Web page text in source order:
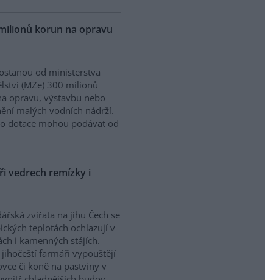
korun na opravu
od ministerstva
(MZe) 300 milionů
opravu, výstavbu nebo
malých vodních nádrží.
dotace mohou podávat od
vedrech remízky i
zvířata na jihu Čech se
teplotách ochlazují v
i kamenných stájích.
jihočeští farmáři vypouštějí
či koně na pastviny v